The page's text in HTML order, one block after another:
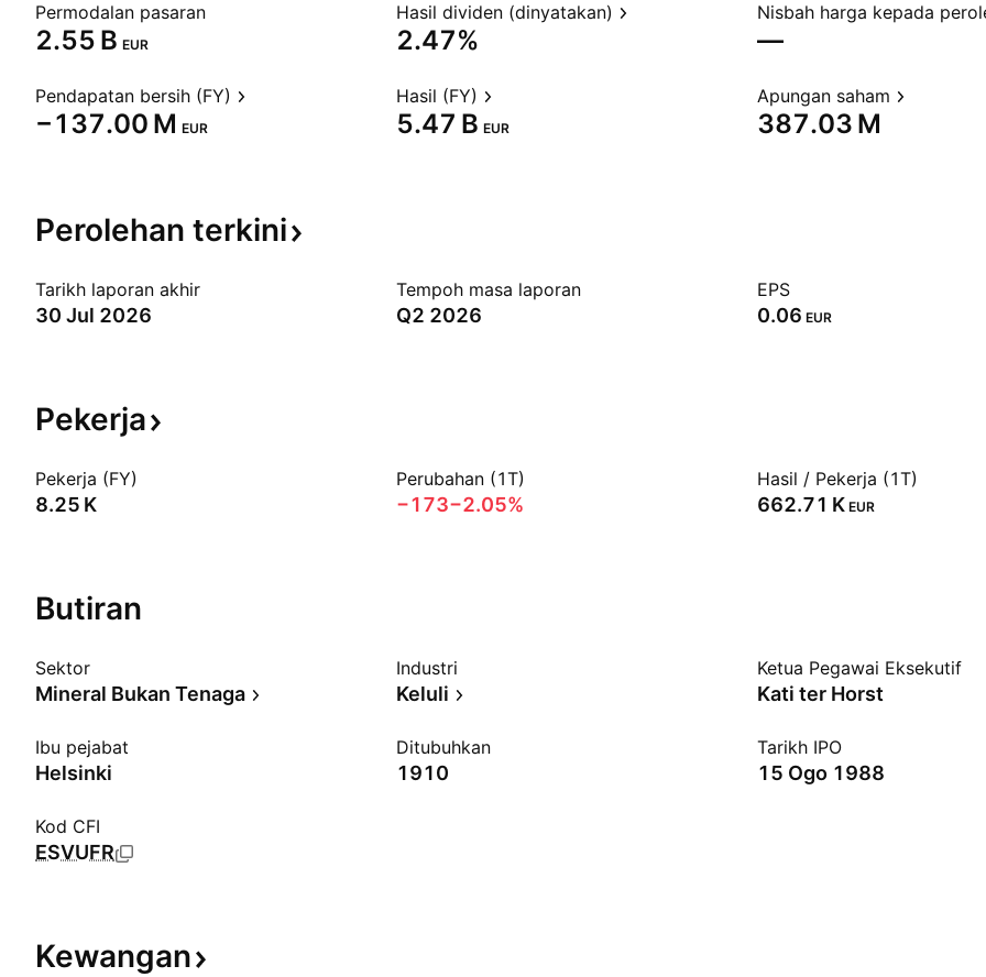
Permodalan pasaran
‪2.55 B‬ EUR
Hasil dividen (dinyatakan)
2.47% —
Pendapatan bersih (FY)
‪−137.00 M‬ EUR
Hasil (FY)
‪5.47 B‬ EUR
Apungan saham
‪387.03 M‬
Perolehan terkini
Tarikh laporan akhir
30 Jul 2026
Tempoh masa laporan
Q2 2026
EPS
0.06 EUR
Pekerja
Pekerja (FY)
‪8.25 K‬
Perubahan (1T)
−173−2.05%
Hasil / Pekerja (1T)
‪662.71 K‬ EUR
Butiran
Sektor
Mineral Bukan Tenaga
Industri
Keluli
Ketua Pegawai Eksekutif
Kati ter Horst
Ibu pejabat
Helsinki
Ditubuhkan
1910
Tarikh IPO
15 Ogo 1988
Kod CFI
ESVUFR
Kewangan